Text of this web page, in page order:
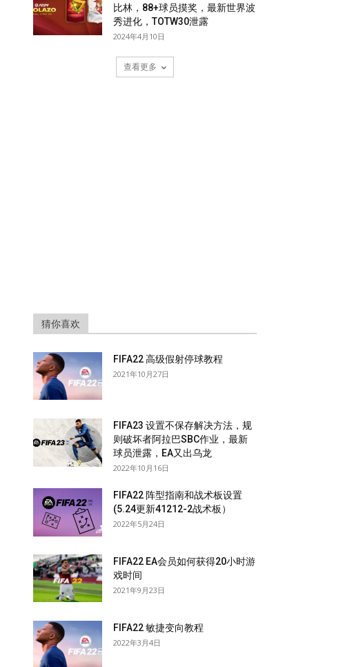
比林，88+球员摸奖，最新世界波
秀进化，TOTW30泄露
2024年4月10日
查看更多
猜你喜欢
FIFA22 高级假射停球教程
2021年10月27日
FIFA23 设置不保存解决方法，规
则破坏者阿拉巴SBC作业，最新
球员泄露，EA又出乌龙
2022年10月16日
FIFA22 阵型指南和战术板设置
(5.24更新41212-2战术板）
2022年5月24日
FIFA22 EA会员如何获得20小时游
戏时间
2021年9月23日
FIFA22 敏捷变向教程
2022年3月4日